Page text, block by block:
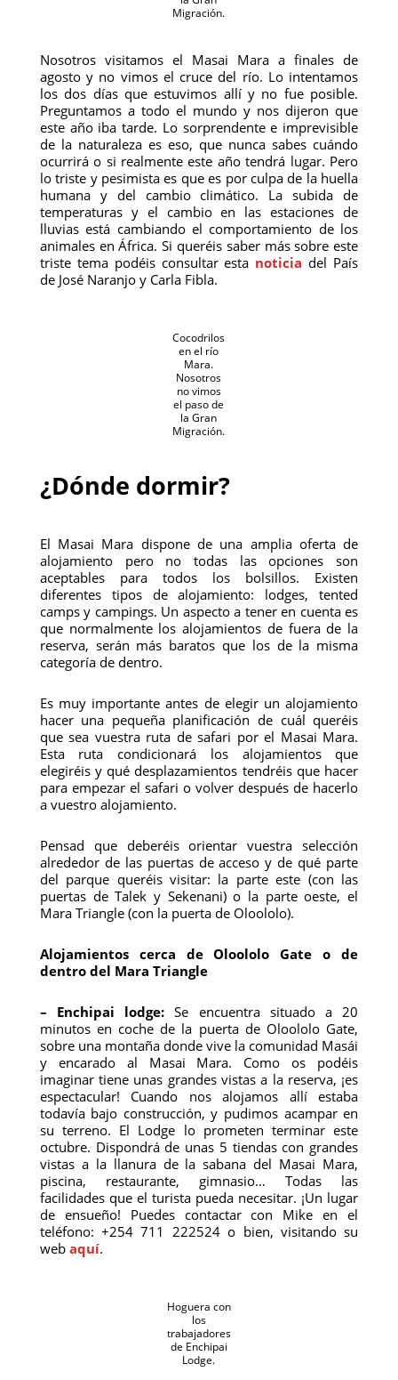
Migración.
Nosotros visitamos el Masai Mara a finales de
agosto y no vimos el cruce del río. Lo intentamos
los dos días que estuvimos allí y no fue posible.
Preguntamos a todo el mundo y nos dijeron que
este año iba tarde. Lo sorprendente e imprevisible
de la naturaleza es eso, que nunca sabes cuándo
ocurrirá o si realmente este año tendrá lugar. Pero
lo triste y pesimista es que es por culpa de la huella
humana y del cambio climático. La subida de
temperaturas y el cambio en las estaciones de
lluvias está cambiando el comportamiento de los
animales en África. Si queréis saber más sobre este
triste tema podéis consultar esta noticia del País
de José Naranjo y Carla Fibla.
Cocodrilos
en el río
Mara.
Nosotros
no vimos
el paso de
la Gran
Migración.
¿Dónde dormir?
El Masai Mara dispone de una amplia oferta de
alojamiento pero no todas las opciones son
aceptables para todos los bolsillos. Existen
diferentes tipos de alojamiento: lodges, tented
camps y campings. Un aspecto a tener en cuenta es
que normalmente los alojamientos de fuera de la
reserva, serán más baratos que los de la misma
categoría de dentro.
Es muy importante antes de elegir un alojamiento
hacer una pequeña planificación de cuál queréis
que sea vuestra ruta de safari por el Masai Mara.
Esta ruta condicionará los alojamientos que
elegiréis y qué desplazamientos tendréis que hacer
para empezar el safari o volver después de hacerlo
a vuestro alojamiento.
Pensad que deberéis orientar vuestra selección
alrededor de las puertas de acceso y de qué parte
del parque queréis visitar: la parte este (con las
puertas de Talek y Sekenani) o la parte oeste, el
Mara Triangle (con la puerta de Oloololo).
Alojamientos cerca de Oloololo Gate o de
dentro del Mara Triangle
– Enchipai lodge: Se encuentra situado a 20
minutos en coche de la puerta de Oloololo Gate,
sobre una montaña donde vive la comunidad Masái
y encarado al Masai Mara. Como os podéis
imaginar tiene unas grandes vistas a la reserva, ¡es
espectacular! Cuando nos alojamos allí estaba
todavía bajo construcción, y pudimos acampar en
su terreno. El Lodge lo prometen terminar este
octubre. Dispondrá de unas 5 tiendas con grandes
vistas a la llanura de la sabana del Masai Mara,
piscina, restaurante, gimnasio… Todas las
facilidades que el turista pueda necesitar. ¡Un lugar
de ensueño! Puedes contactar con Mike en el
teléfono: +254 711 222524 o bien, visitando su
web aquí.
Hoguera con
los
trabajadores
de Enchipai
Lodge.